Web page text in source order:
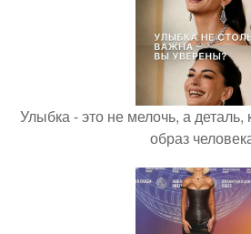
Улыбка - это не мелочь, а деталь,
образ